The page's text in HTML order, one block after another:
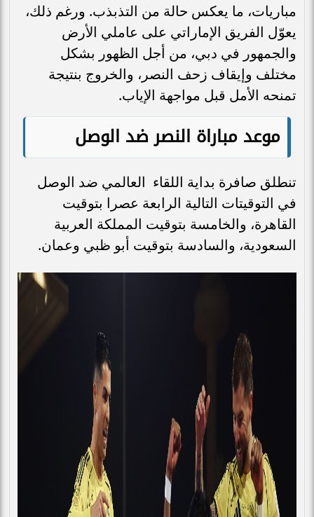
مباريات، ما يعكس حالة من التذبذب. ورغم ذلك،
يعوّل الفريق الإماراتي على عاملي الأرض
والجمهور في دبي، من أجل الظهور بشكل
مختلف وإيقاف زحف النصر، والخروج بنتيجة
تمنحه الأمل قبل مواجهة الإياب.
موعد مباراة النصر ضد الوصل
تنطلق صافرة بداية اللقاء العالمي ضد الوصل
في التوقيتات التالية الرابعة عصرا بتوقيت
القاهرة، والخامسة بتوقيت المملكة العربية
السعودية، والسادسة بتوقيت أبو ظبي وعمان.